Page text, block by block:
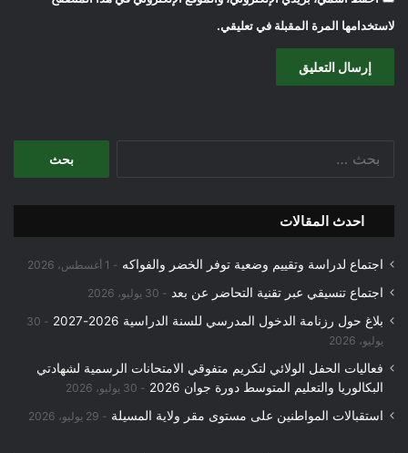
لاستخدامها المرة المقبلة في تعليقي.
احدث المقالات
اجتماع لدراسة وتقييم وضعية توفر الخضر والفواكه 1 أغسطس، 2026
اجتماع تنسيقي عبر تقنية التحاضر عن بعد 30 يوليو، 2026
بلاغ حول رزنامة الدخول المدرسي للسنة الدراسية 2026-2027
30
يوليو، 2026
فعاليات الحفل الولائي لتكريم متفوقي الامتحانات الرسمية لشهادتي
البكالوريا والتعليم المتوسط دورة جوان 2026
30 يوليو، 2026
استقبالات المواطنين على مستوى مقر ولاية المسيلة 29 يوليو، 2026